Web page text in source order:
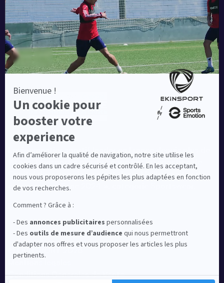
Une société de :
Equipementier sportif leader en France depuis plus de
10 ans, Ekinsport a été distingué par la rédaction de
Capital dans son classement des « Meilleurs sites de
commerce en ligne 2024 », catégorie Sportswear.
En savoir plus
© EKINSPORT 2026
Conditions Générales de Vente